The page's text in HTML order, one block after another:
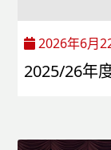
2026年6月
2025/26年